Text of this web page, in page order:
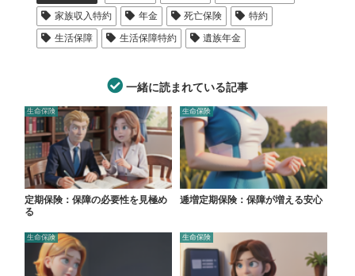
家族収入特約
年金 死亡保険
特約
生活保障
生活保障特約 遺族年金
一緒に読まれている記事
生命保険
定期保険：保障の必要性を見極め
る
生命保険
逓増定期保険：保障が増える安心
生命保険 生命保険